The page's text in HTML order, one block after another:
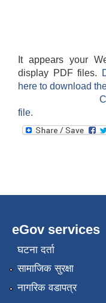
It appears your
display PDF files.
here to download
file.
eGov services
घटना दर्ता
सामाजिक सुरक्षा
नागरिक वडापत्र